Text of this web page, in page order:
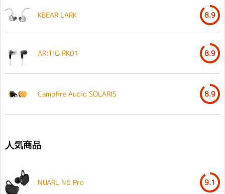
KBEAR LARK 8.9
AR:TIO RK01 8.9
Campfire Audio SOLARIS 8.9
人気商品
NUARL N6 Pro 9.1